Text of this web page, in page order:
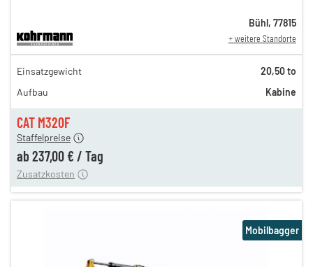
CAT M320F
411,00 €
342,00 €
286,00 €
Staffelpreise
ab 237,00 € / Tag
12,00 €
Zusatzkosten
Bühl , 77815
+ weitere Standorte
Einsatzgewicht
20,50 to
Aufbau
Kabine
Mobilbagger